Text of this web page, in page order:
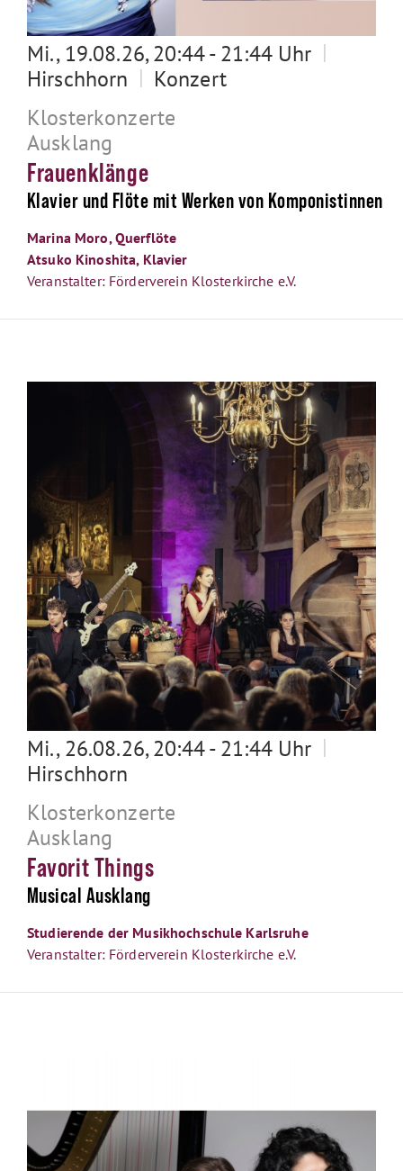
Mi., 19.08.26, 20:44 - 21:44 Uhr |
Hirschhorn | Konzert
Klosterkonzerte
Ausklang
Frauenklänge
Klavier und Flöte mit Werken von Komponistinnen
Marina Moro, Querflöte
Atsuko Kinoshita, Klavier
Veranstalter: Förderverein Klosterkirche e.V.
Mi., 26.08.26, 20:44 - 21:44 Uhr |
Hirschhorn
Klosterkonzerte
Ausklang
Favorit Things
Musical Ausklang
Studierende der Musikhochschule Karlsruhe
Veranstalter: Förderverein Klosterkirche e.V.